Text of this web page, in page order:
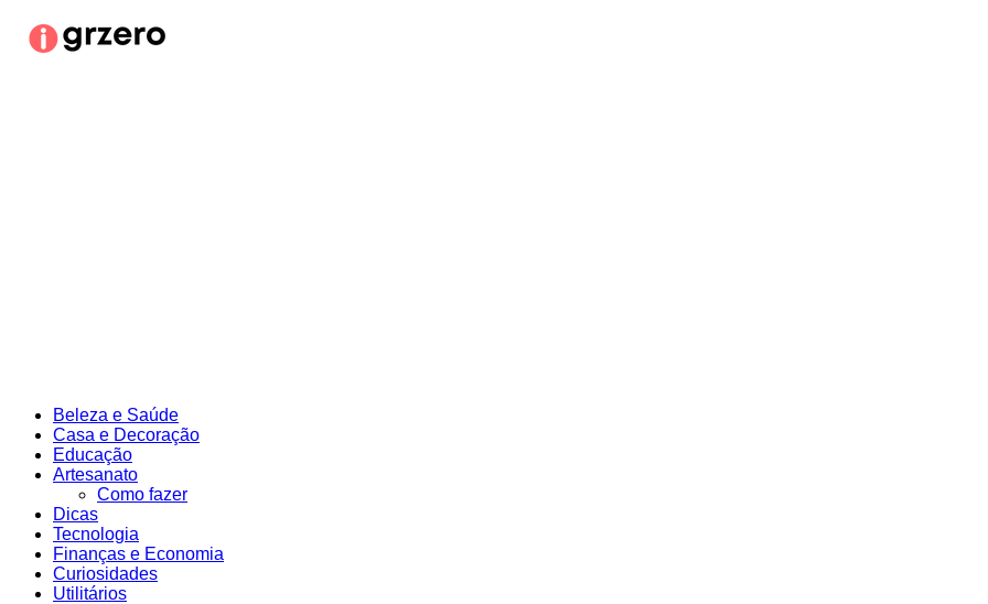
para
Beleza e Saúde
Casa e Decoração
Educação
Artesanato
Como fazer
Dicas
Tecnologia
Finanças e Economia
Curiosidades
Utilitários